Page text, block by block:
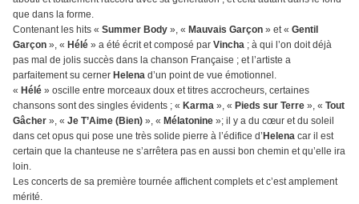
que dans la forme.
Contenant les hits « Summer Body », « Mauvais Garçon » et « Gentil
Garçon », « Hélé » a été écrit et composé par Vincha ; à qui l’on doit déjà
pas mal de jolis succès dans la chanson Française ; et l’artiste a
parfaitement su cerner Helena d’un point de vue émotionnel.
« Hélé » oscille entre morceaux doux et titres accrocheurs, certaines
chansons sont des singles évidents ; « Karma », « Pieds sur Terre », « Tout
Gâcher », « Je T’Aime (Bien) », « Mélatonine »; il y a du cœur et du soleil
dans cet opus qui pose une très solide pierre à l’édifice d’ Helena car il est
certain que la chanteuse ne s’arrêtera pas en aussi bon chemin et qu’elle ira
loin.
Les concerts de sa première tournée affichent complets et c’est amplement
mérité.